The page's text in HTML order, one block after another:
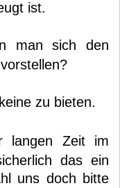
ist.
man sich den
zu bieten.
langen Zeit im
das ein
uns doch bitte